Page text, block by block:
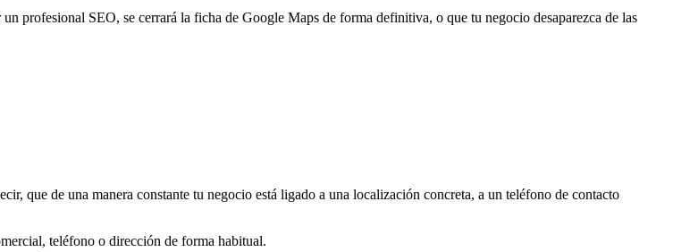
profesional SEO, se cerrará la ficha de Google Maps de forma definitiva, o que tu negocio desaparezca de las
que de una manera constante tu negocio está ligado a una localización concreta, a un teléfono de contacto
teléfono o dirección de forma habitual.